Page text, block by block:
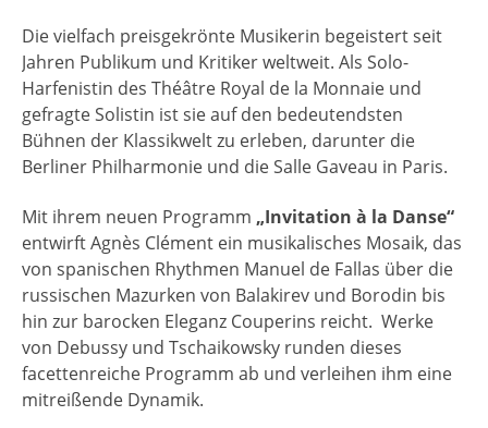
Die vielfach preisgekrönte Musikerin begeistert seit
Jahren Publikum und Kritiker weltweit. Als Solo-
Harfenistin des Théâtre Royal de la Monnaie und
gefragte Solistin ist sie auf den bedeutendsten
Bühnen der Klassikwelt zu erleben, darunter die
Berliner Philharmonie und die Salle Gaveau in Paris.
Mit ihrem neuen Programm „Invitation à la Danse“
entwirft Agnès Clément ein musikalisches Mosaik, das
von spanischen Rhythmen Manuel de Fallas über die
russischen Mazurken von Balakirev und Borodin bis
hin zur barocken Eleganz Couperins reicht. Werke
von Debussy und Tschaikowsky runden dieses
facettenreiche Programm ab und verleihen ihm eine
mitreißende Dynamik.